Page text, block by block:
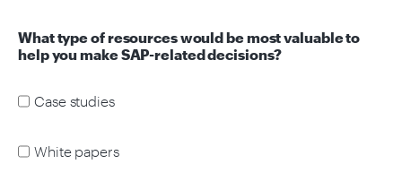
What type of resources would be most valuable to
help you make SAP-related decisions?
Case studies
White papers